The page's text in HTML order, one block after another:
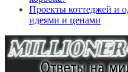
Проекты коттеджей и
идеями и ценами